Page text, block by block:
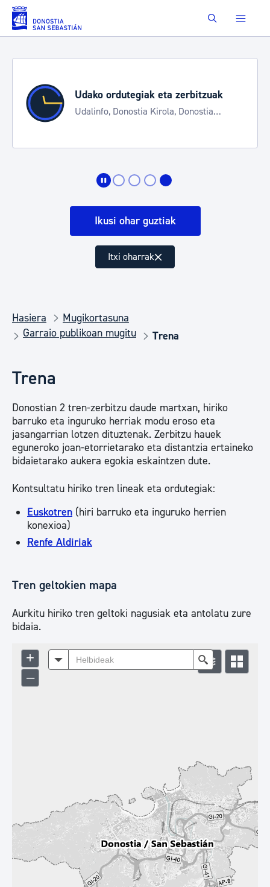
Eduki nagusira joan Buscar
Udako ordutegiak eta zerbitzuak
Udalinfo, Donostia Kirola, Donostia
Ikusi ohar guztiak
Itxi oharrak
Hasiera
Mugikortasuna
Garraio publikoan mugitu
Trena
Trena
Donostian 2 tren-zerbitzu daude martxan, hiriko
barruko eta inguruko herriak modu eroso eta
jasangarrian lotzen dituztenak. Zerbitzu hauek
eguneroko joan-etorrietarako eta distantzia ertaineko
bidaietarako aukera egokia eskaintzen dute.
Kontsultatu hiriko tren lineak eta ordutegiak:
Euskotren (hiri barruko eta inguruko herrien
konexioa)
Renfe Aldiriak
Tren geltokien mapa
Aurkitu hiriko tren geltoki nagusiak eta antolatu zure
bidaia.